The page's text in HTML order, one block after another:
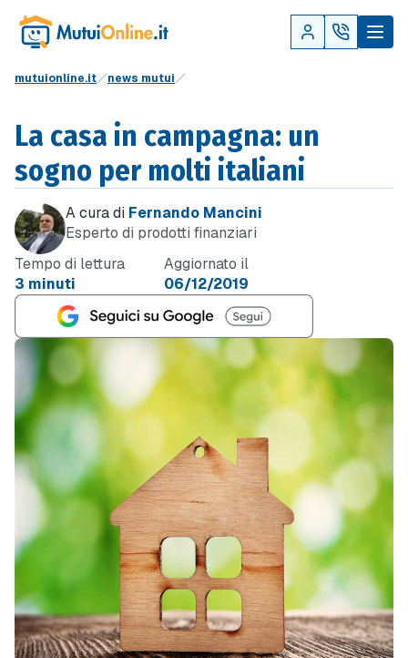
mutuionline.it news mutui
La casa in campagna: un
sogno per molti italiani
A cura di Fernando Mancini
Esperto di prodotti finanziari
Tempo di lettura
3 minuti
Aggiornato il
06/12/2019